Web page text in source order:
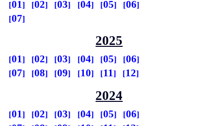
01 02 03 04 05
06
07
2025
01 02 03 04 05
06
07
08 09 10 11 12
2024
01 02 03 04 05
06